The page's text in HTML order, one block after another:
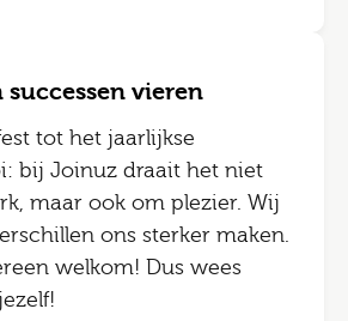
successen vieren
tot het jaarlijkse
bij Joinuz draait het niet
maar ook om plezier. Wij
ons sterker maken.
welkom! Dus wees